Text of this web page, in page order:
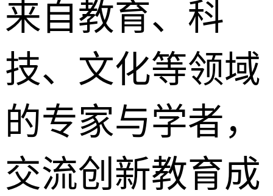
来自教育、科
技、文化等领域
的专家与学者，
交流创新教育成